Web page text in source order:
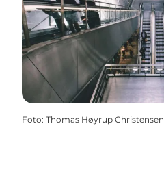
Foto: Thomas Høyrup Christensen